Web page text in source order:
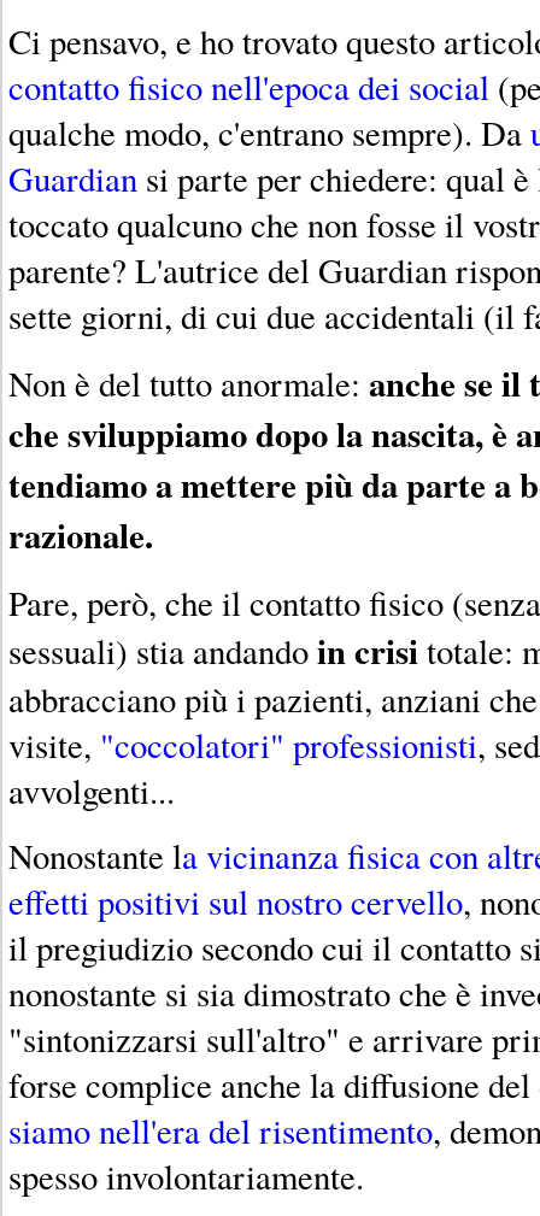
Ci pensavo, e ho trovato questo
contatto fisico nell'epoca dei social
qualche modo, c'entrano sempre). Da
Guardian si parte per chiedere: qual
toccato qualcuno che non fosse il
parente? L'autrice del Guardian
sette giorni, di cui due accidentali (il
Non è del tutto anormale: anche se il
che sviluppiamo dopo la nascita, è
tendiamo a mettere più da parte a
razionale.
Pare, però, che il contatto fisico
sessuali) stia andandoin crisitotale:
abbracciano più i pazienti, anziani
visite, "coccolatori" professionisti,
avvolgenti...
Nonostante la vicinanza fisica con
effetti positivi sul nostro cervello,
il pregiudizio secondo cui il contatto
nonostante si sia dimostrato che è
"sintonizzarsi sull'altro" e arrivare
forse complice anche la diffusione
siamo nell'era del risentimento,
spesso involontariamente.